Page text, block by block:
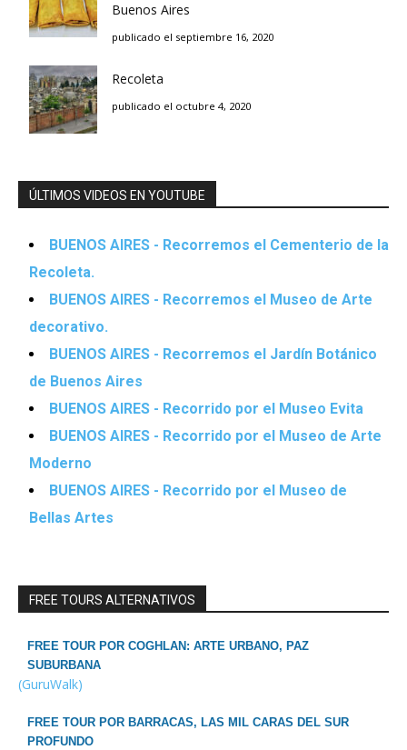
Buenos Aires
publicado el septiembre 16, 2020
Recoleta
publicado el octubre 4, 2020
ÚLTIMOS VIDEOS EN YOUTUBE
BUENOS AIRES - Recorremos el Cementerio de la
Recoleta.
BUENOS AIRES - Recorremos el Museo de Arte
decorativo.
BUENOS AIRES - Recorremos el Jardín Botánico
de Buenos Aires
BUENOS AIRES - Recorrido por el Museo Evita
BUENOS AIRES - Recorrido por el Museo de Arte
Moderno
BUENOS AIRES - Recorrido por el Museo de
Bellas Artes
FREE TOURS ALTERNATIVOS
FREE TOUR POR COGHLAN: ARTE URBANO, PAZ
SUBURBANA
(GuruWalk)
FREE TOUR POR BARRACAS, LAS MIL CARAS DEL SUR
PROFUNDO